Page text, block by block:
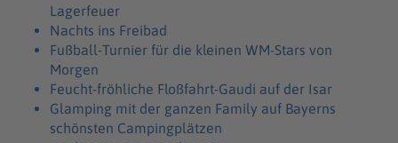
Lagerfeuer
Nachts ins Freibad
Fußball-Turnier für die kleinen WM-Stars von
Morgen
Feucht-fröhliche Floßfahrt-Gaudi auf der Isar
Glamping mit der ganzen Family auf Bayerns
schönsten Campingplätzen